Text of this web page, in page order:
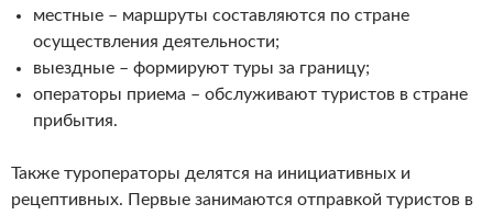
местные – маршруты составляются по стране
осуществления деятельности;
выездные – формируют туры за границу;
операторы приема – обслуживают туристов в стране
прибытия.
Также туроператоры делятся на инициативных и
рецептивных. Первые занимаются отправкой туристов в